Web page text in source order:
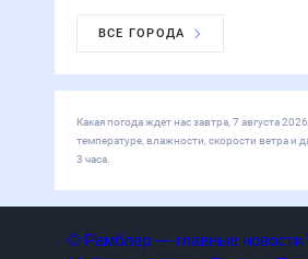
ВСЕ ГОРОДА
Какая погода ждет нас завтра, 7 августа
температуре, влажности, скорости ветра и
3 часа.
© Рамблер — главные новости